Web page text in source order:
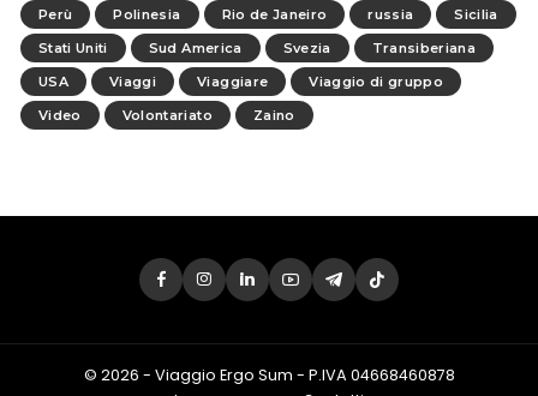
Perù
Polinesia Rio de Janeiro russia
Sicilia
Stati Uniti
Sud America Svezia
Transiberiana
USA
Viaggi Viaggiare
Viaggio di gruppo
Video
Volontariato Zaino
© 2026 - Viaggio Ergo Sum - P.IVA 04668460878